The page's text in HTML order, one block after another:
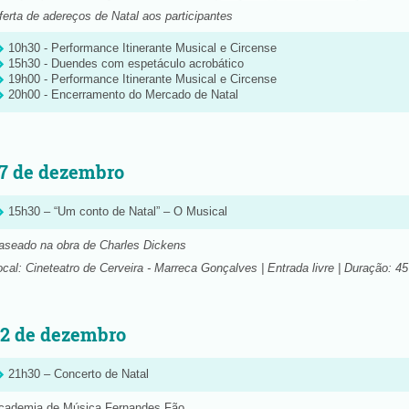
de adereços de Natal aos participantes
10h30 - Performance Itinerante Musical e Circense
15h30 - Duendes com espetáculo acrobático
19h00 - Performance Itinerante Musical e Circense
20h00 - Encerramento do Mercado de Natal
de dezembro
15h30 – “Um conto de Natal” – O Musical
na obra de Charles Dickens
Cineteatro de Cerveira - Marreca Gonçalves | Entrada livre | Duração:
de dezembro
21h30 – Concerto de Natal